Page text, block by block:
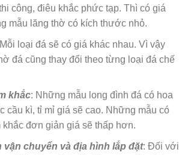
công, điêu khắc phức tạp. Thì có giá
mẫu lăng thờ có kích thước nhỏ.
loại đá sẽ có giá khác nhau. Vì vậy
đá cũng thay đổi theo từng loại đá chế
khắc: Những mẫu long đình đá có hoa
cầu kì, tỉ mỉ giá sẽ cao. Những mẫu có
khắc đơn giản giá sẽ thấp hơn.
vận chuyển và địa hình lắp đặt: Đối với